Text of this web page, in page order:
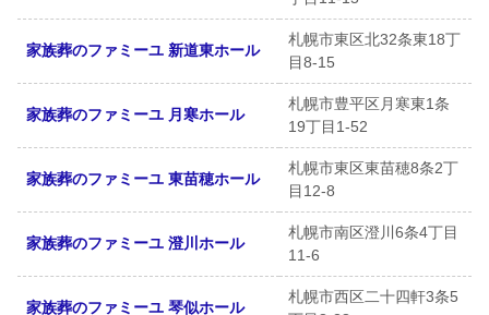
家族葬のファミーユ 新道東ホール
札幌市東区北32条東18丁
目8-15
家族葬のファミーユ 月寒ホール
札幌市豊平区月寒東1条
19丁目1-52
家族葬のファミーユ 東苗穂ホール
札幌市東区東苗穂8条2丁
目12-8
家族葬のファミーユ 澄川ホール
札幌市南区澄川6条4丁目
11-6
家族葬のファミーユ 琴似ホール
札幌市西区二十四軒3条5